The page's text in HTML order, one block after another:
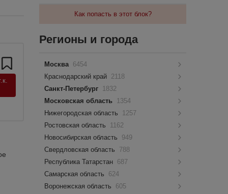
Как попасть в этот блок?
Регионы и города
Москва 6454
Краснодарский край 2118
Санкт-Петербург 1832
Московская область 1354
Нижегородская область
1257
Ростовская область
1162
Новосибирская область
949
Свердловская область
788
Республика Татарстан 687
Самарская область
624
Воронежская область
605